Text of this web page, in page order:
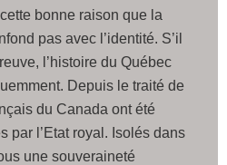
bonne raison que la
pas avec l’identité. S’il
l’histoire du Québec
Depuis le traité de
du Canada ont été
par l’Etat royal. Isolés dans
une souveraineté